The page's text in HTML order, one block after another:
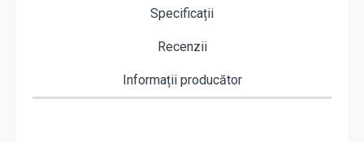
Specificații
Recenzii
Informații producător